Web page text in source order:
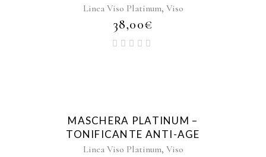
Linea Viso Platinum, Viso
38,00€
MASCHERA PLATINUM –
TONIFICANTE ANTI-AGE
Linea Viso Platinum, Viso